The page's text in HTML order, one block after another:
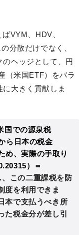
ばVYM、HDV、
分散だけでなく、
のヘッジとして、円
（米国ETF）をバラ
大きく貢献しま
国での源泉税
ら日本の税金
め、実際の手取り
）＝
、この二重課税を防
度を利用できま
本で支払うべき所
た税金分が差し引